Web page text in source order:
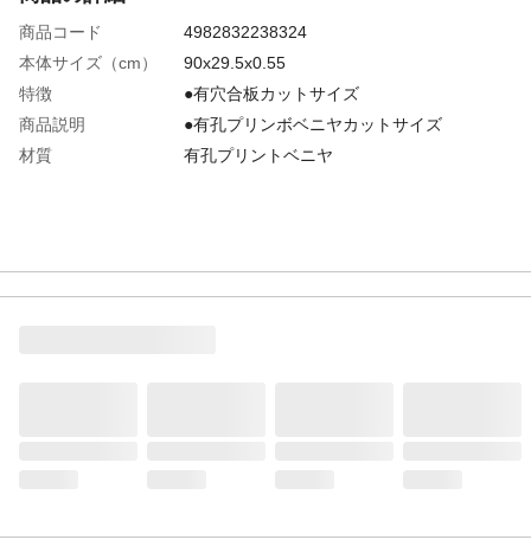
商品コード
4982832238324
本体サイズ（cm）
90x29.5x0.55
特徴
●有穴合板カットサイズ
商品説明
●有孔プリンボベニヤカットサイズ
材質
有孔プリントベニヤ